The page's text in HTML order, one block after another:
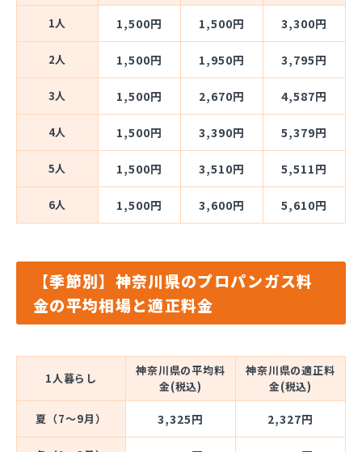
1人 1,500円 1,500円 3,300円
2人 1,500円 1,950円 3,795円
3人 1,500円 2,670円 4,587円
4人 1,500円 3,390円 5,379円
5人 1,500円 3,510円 5,511円
6人 1,500円 3,600円 5,610円
【季節別】神奈川県のプロパンガス料
金の平均相場と適正料金
1人暮らし
神奈川県の平均料
金(税込)
神奈川県の適正料
金(税込)
夏（7～9月） 3,325円 2,327円